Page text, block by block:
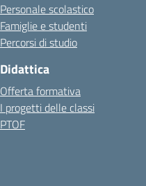
Personale scolastico
Famiglie e studenti
Percorsi di studio
Didattica
Offerta formativa
I progetti delle classi
PTOF